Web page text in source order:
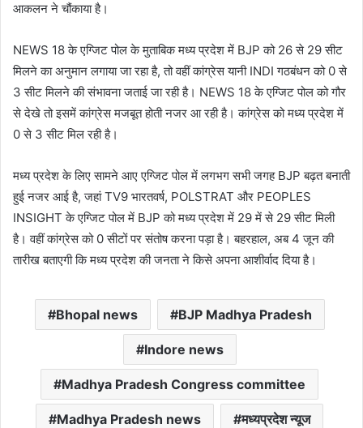
आकलन ने चौंकाया है।
NEWS 18 के एग्जिट पोल के मुताबिक मध्य प्रदेश में BJP को 26 से 29 सीट
मिलने का अनुमान लगाया जा रहा है, तो वहीं कांग्रेस यानी INDI गठबंधन को 0 से
3 सीट मिलने की संभावना जताई जा रही है। NEWS 18 के एग्जिट पोल को गौर
से देखे तो इसमें कांग्रेस मजबूत होती नजर आ रही है। कांग्रेस को मध्य प्रदेश में
0 से 3 सीट मिल रही है।
मध्य प्रदेश के लिए सामने आए एग्जिट पोल में लगभग सभी जगह BJP बढ़त बनाती
हुई नजर आई है, जहां TV9 भारतवर्ष, POLSTRAT और PEOPLES
INSIGHT के एग्जिट पोल में BJP को मध्य प्रदेश में 29 में से 29 सीट मिली
है। वहीं कांग्रेस को 0 सीटों पर संतोष करना पड़ा है। बहरहाल, अब 4 जून की
तारीख बताएगी कि मध्य प्रदेश की जनता ने किसे अपना आशीर्वाद दिया है।
Bhopal news BJP Madhya Pradesh
Indore news
Madhya Pradesh Congress committee
Madhya Pradesh news मध्यप्रदेश न्यूज